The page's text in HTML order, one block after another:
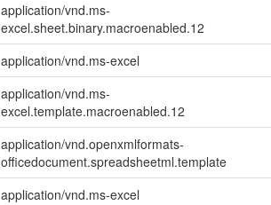
application/vnd.ms-
excel.sheet.binary.macroenabled.12
application/vnd.ms-excel
application/vnd.ms-
excel.template.macroenabled.12
application/vnd.openxmlformats-
officedocument.spreadsheetml.template
application/vnd.ms-excel